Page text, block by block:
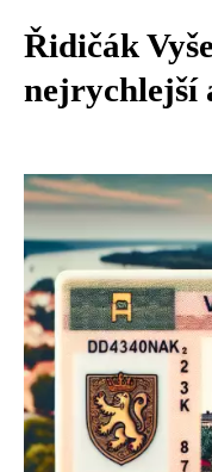
Řidičák
nejrychlejší